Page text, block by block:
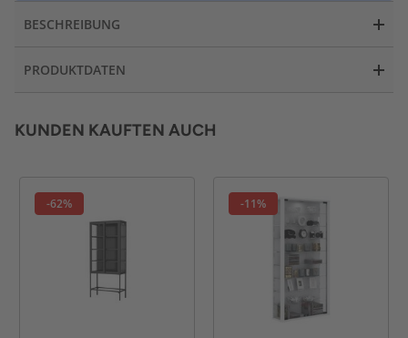
BESCHREIBUNG
PRODUKTDATEN
KUNDEN KAUFTEN AUCH
-62% -11%